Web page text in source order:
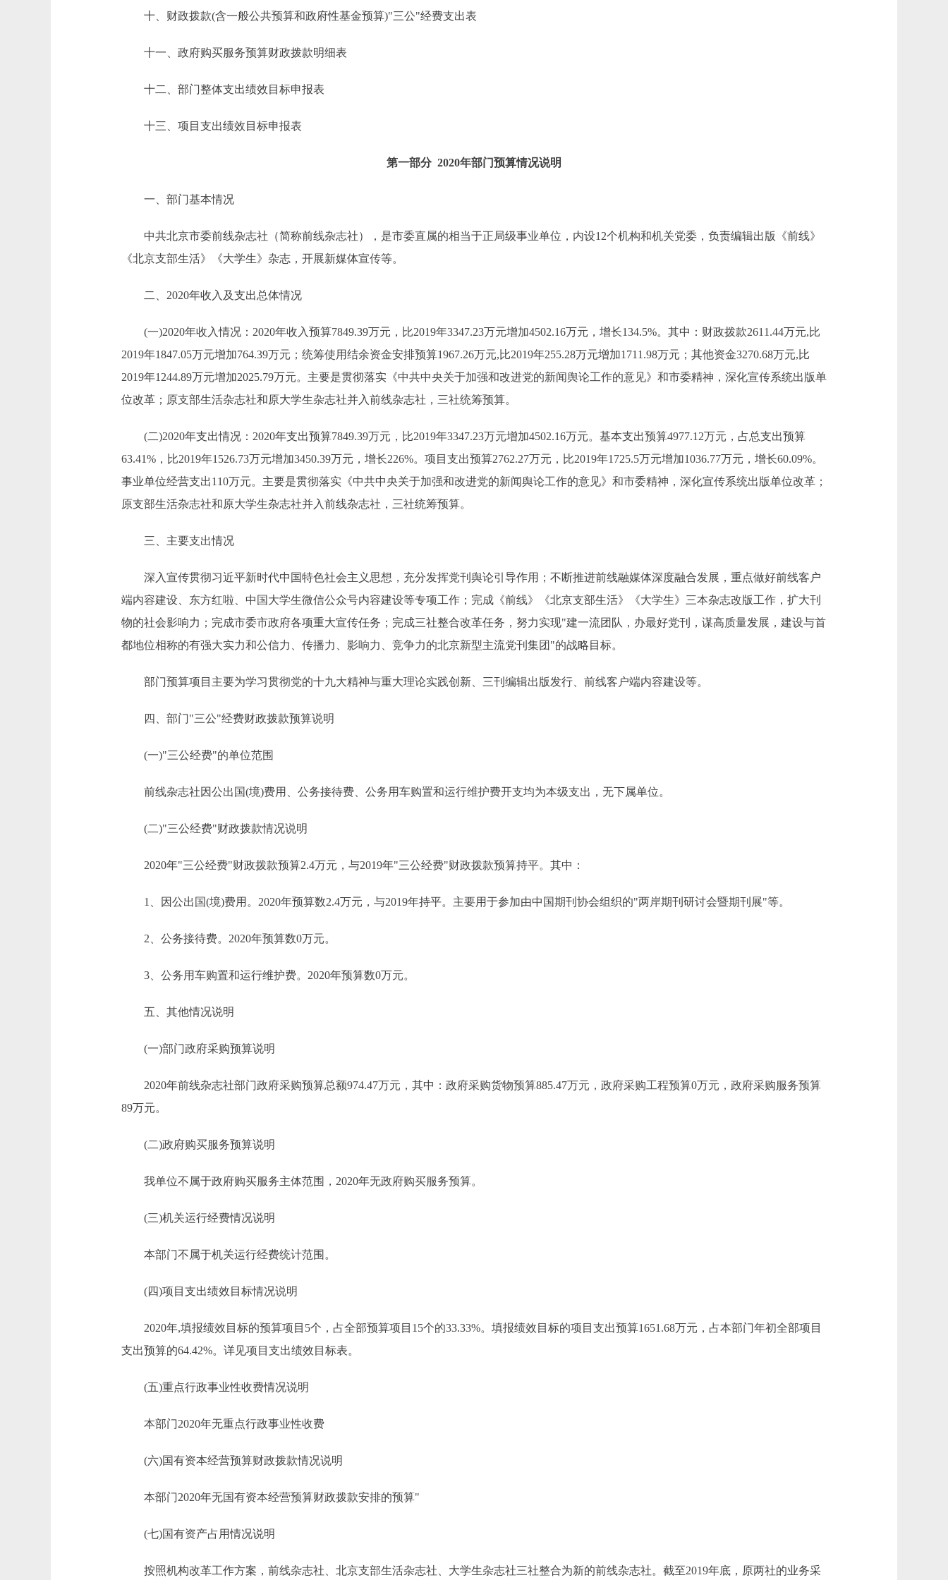
十、财政拨款(含一般公共预算和政府性基金预算)"三公"经费支出表
十一、政府购买服务预算财政拨款明细表
十二、部门整体支出绩效目标申报表
十三、项目支出绩效目标申报表
第一部分 2020年部门预算情况说明
一、部门基本情况
中共北京市委前线杂志社（简称前线杂志社），是市委直属的相当于正局级事业单位，内设12个机构和机关党委，负责编辑出版《前线》
《北京支部生活》《大学生》杂志，开展新媒体宣传等。
二、2020年收入及支出总体情况
(一)2020年收入情况：2020年收入预算7849.39万元，比2019年3347.23万元增加4502.16万元，增长134.5%。其中：财政拨款2611.44万元,比
2019年1847.05万元增加764.39万元；统筹使用结余资金安排预算1967.26万元,比2019年255.28万元增加1711.98万元；其他资金3270.68万元,比
2019年1244.89万元增加2025.79万元。主要是贯彻落实《中共中央关于加强和改进党的新闻舆论工作的意见》和市委精神，深化宣传系统出版单
位改革；原支部生活杂志社和原大学生杂志社并入前线杂志社，三社统筹预算。
(二)2020年支出情况：2020年支出预算7849.39万元，比2019年3347.23万元增加4502.16万元。基本支出预算4977.12万元，占总支出预算
63.41%，比2019年1526.73万元增加3450.39万元，增长226%。项目支出预算2762.27万元，比2019年1725.5万元增加1036.77万元，增长60.09%。
事业单位经营支出110万元。主要是贯彻落实《中共中央关于加强和改进党的新闻舆论工作的意见》和市委精神，深化宣传系统出版单位改革；
原支部生活杂志社和原大学生杂志社并入前线杂志社，三社统筹预算。
三、主要支出情况
深入宣传贯彻习近平新时代中国特色社会主义思想，充分发挥党刊舆论引导作用；不断推进前线融媒体深度融合发展，重点做好前线客户
端内容建设、东方红啦、中国大学生微信公众号内容建设等专项工作；完成《前线》《北京支部生活》《大学生》三本杂志改版工作，扩大刊
物的社会影响力；完成市委市政府各项重大宣传任务；完成三社整合改革任务，努力实现"建一流团队，办最好党刊，谋高质量发展，建设与首
都地位相称的有强大实力和公信力、传播力、影响力、竞争力的北京新型主流党刊集团"的战略目标。
部门预算项目主要为学习贯彻党的十九大精神与重大理论实践创新、三刊编辑出版发行、前线客户端内容建设等。
四、部门"三公"经费财政拨款预算说明
(一)"三公经费"的单位范围
前线杂志社因公出国(境)费用、公务接待费、公务用车购置和运行维护费开支均为本级支出，无下属单位。
(二)"三公经费"财政拨款情况说明
2020年"三公经费"财政拨款预算2.4万元，与2019年"三公经费"财政拨款预算持平。其中：
1、因公出国(境)费用。2020年预算数2.4万元，与2019年持平。主要用于参加由中国期刊协会组织的"两岸期刊研讨会暨期刊展"等。
2、公务接待费。2020年预算数0万元。
3、公务用车购置和运行维护费。2020年预算数0万元。
五、其他情况说明
(一)部门政府采购预算说明
2020年前线杂志社部门政府采购预算总额974.47万元，其中：政府采购货物预算885.47万元，政府采购工程预算0万元，政府采购服务预算
89万元。
(二)政府购买服务预算说明
我单位不属于政府购买服务主体范围，2020年无政府购买服务预算。
(三)机关运行经费情况说明
本部门不属于机关运行经费统计范围。
(四)项目支出绩效目标情况说明
2020年,填报绩效目标的预算项目5个，占全部预算项目15个的33.33%。填报绩效目标的项目支出预算1651.68万元，占本部门年初全部项目
支出预算的64.42%。详见项目支出绩效目标表。
(五)重点行政事业性收费情况说明
本部门2020年无重点行政事业性收费
(六)国有资本经营预算财政拨款情况说明
本部门2020年无国有资本经营预算财政拨款安排的预算"
(七)国有资产占用情况说明
按照机构改革工作方案，前线杂志社、北京支部生活杂志社、大学生杂志社三社整合为新的前线杂志社。截至2019年底，原两社的业务采